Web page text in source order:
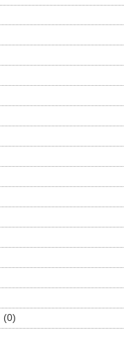
(0)